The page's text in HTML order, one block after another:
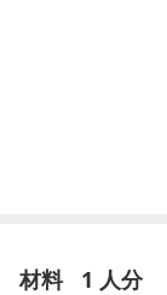
材料 1 人分